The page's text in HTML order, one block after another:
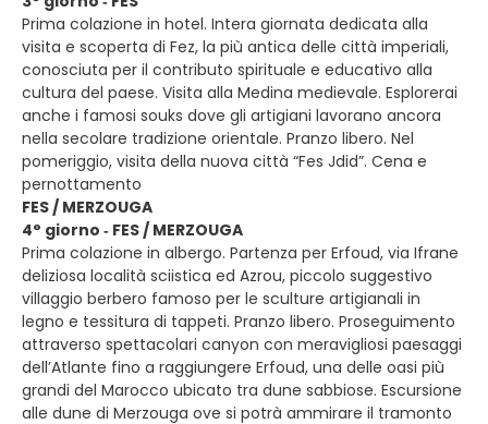
Prima colazione in hotel. Intera giornata dedicata alla
visita e scoperta di Fez, la più antica delle città imperiali,
conosciuta per il contributo spirituale e educativo alla
cultura del paese. Visita alla Medina medievale. Esplorerai
anche i famosi souks dove gli artigiani lavorano ancora
nella secolare tradizione orientale. Pranzo libero. Nel
pomeriggio, visita della nuova città “Fes Jdid”. Cena e
pernottamento
FES / MERZOUGA
4° giorno ‐ FES / MERZOUGA
Prima colazione in albergo. Partenza per Erfoud, via Ifrane
deliziosa località sciistica ed Azrou, piccolo suggestivo
villaggio berbero famoso per le sculture artigianali in
legno e tessitura di tappeti. Pranzo libero. Proseguimento
attraverso spettacolari canyon con meravigliosi paesaggi
dell’Atlante fino a raggiungere Erfoud, una delle oasi più
grandi del Marocco ubicato tra dune sabbiose. Escursione
alle dune di Merzouga ove si potrà ammirare il tramonto